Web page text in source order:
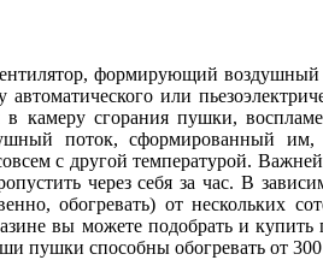
формирующий
автоматического или
камеру сгорания пушки,
поток, сформированный им,
с другой температурой.
через себя за час. В
обогревать) от нескольких
вы можете подобрать и
способны обогревать от 300